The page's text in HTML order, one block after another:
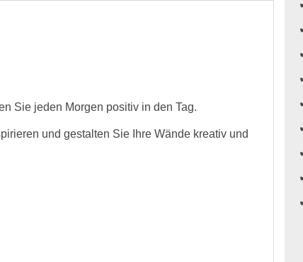
Sie jeden Morgen positiv in den Tag.
und gestalten Sie Ihre Wände kreativ und